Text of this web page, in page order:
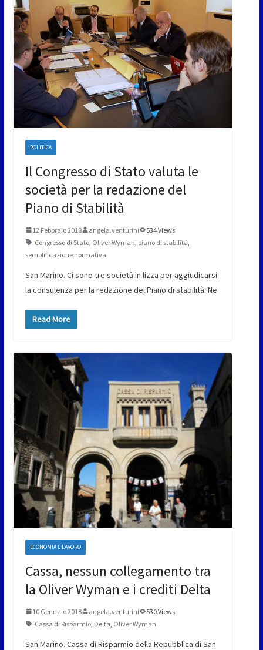
POLITICA
Il Congresso di Stato valuta le
società per la redazione del
Piano di Stabilità
12 Febbraio 2018 angela.venturini
534 Views
Congresso di Stato, Oliver Wyman piano di stabilità
semplificazione normativa
San Marino. Ci sono tre società in lizza per aggiudicarsi
la consulenza per la redazione del Piano di stabilità. Ne
Read More
ECONOMIA E LAVORO
Cassa, nessun collegamento tra
la Oliver Wyman e i crediti Delta
10 Gennaio 2018 angela.venturini
530 Views
Cassa di Risparmio, Delta Oliver Wyman
San Marino. Cassa di Risparmio della Repubblica di San